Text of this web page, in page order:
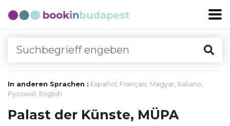
In anderen Sprachen : Español , Français, Magyar, Italiano,
Русский, English
Palast der Künste, MÜPA